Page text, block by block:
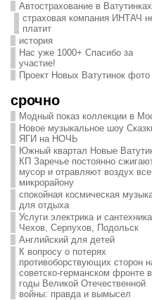
Автострахование в Ватутинках
страховая компания ИНТАЧ
платит
история
Нас уже 1000+ Спасибо за
участие!
Проект Новых Ватутинок фото
срочно
Модный показ коллекции в
Новое музыкальное шоу
ЯГИ на НОЧЬ
Южный квартал Новые
КП Заречье постоянно
мусор и отравляют воздух
микрорайону
спокойная космическая
для отдыха
Услуги электрика и сантехника
Чехов, Серпухов, Подольск
Английский для детей
К вопросу о потерях
противоборствующих сторон
советско-германском фронте в
годы Великой Отечественной
войны: правда и вымысел